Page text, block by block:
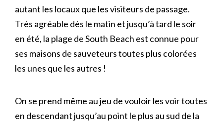
autant les locaux que les visiteurs de passage.
Très agréable dès le matin et jusqu’à tard le soir
en été, la plage de South Beach est connue pour
ses maisons de sauveteurs toutes plus colorées
les unes que les autres !
On se prend même au jeu de vouloir les voir toutes
en descendant jusqu’au point le plus au sud de la